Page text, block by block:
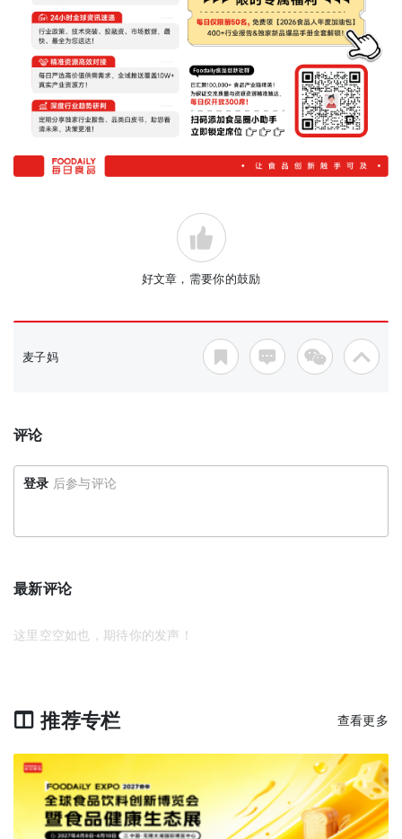
好文章，需要你的鼓励
麦子妈
评论
登录 后参与评论
最新评论
这里空空如也，期待你的发声！
推荐专栏 查看更多